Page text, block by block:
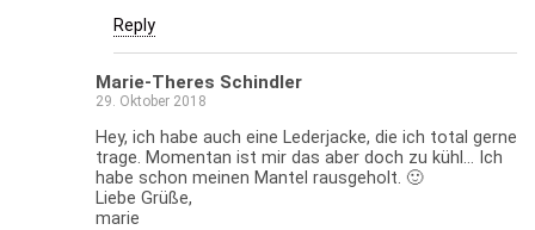
Reply
Marie-Theres Schindler
29. Oktober 2018
Hey, ich habe auch eine Lederjacke, die ich total gerne
trage. Momentan ist mir das aber doch zu kühl… Ich
habe schon meinen Mantel rausgeholt. 🙂
Liebe Grüße,
marie